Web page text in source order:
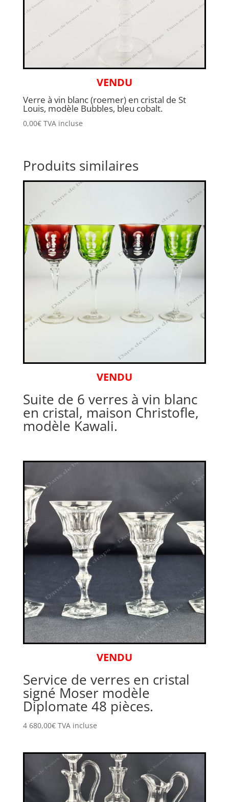
VENDU
Verre à vin blanc (roemer) en cristal de St
Louis, modèle Bubbles, bleu cobalt.
0,00€ TVA incluse
Produits similaires
VENDU
Suite de 6 verres à vin blanc
en cristal, maison Christofle,
modèle Kawali.
VENDU
Service de verres en cristal
signé Moser modèle
Diplomate 48 pièces.
4 680,00€ TVA incluse